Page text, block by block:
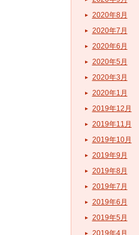
2020年8月
2020年7月
2020年6月
2020年5月
2020年3月
2020年1月
2019年12月
2019年11月
2019年10月
2019年9月
2019年8月
2019年7月
2019年6月
2019年5月
2019年4月